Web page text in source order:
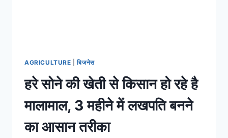
AGRICULTURE |बिजनेस
हरे सोने की खेती से किसान हो रहे है
मालामाल, 3 महीने में लखपति बनने
का आसान तरीका